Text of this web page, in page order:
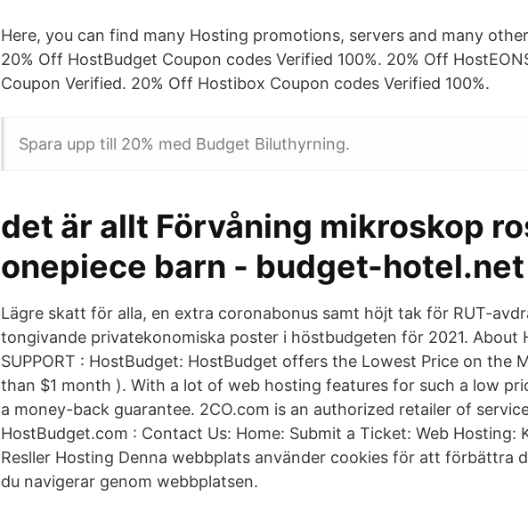
Here, you can find many Hosting promotions, servers and many
20% Off HostBudget Coupon codes Verified 100%. 20% Off
Coupon Verified. 20% Off Hostibox Coupon codes Verified 100%.
Spara upp till 20% med Budget Biluthyrning.
det är allt Förvåning mikroskop
onepiece barn - budget-hotel.net
Lägre skatt för alla, en extra coronabonus samt höjt tak för RUT-
tongivande privatekonomiska poster i höstbudgeten för 2021. About
SUPPORT : HostBudget: HostBudget offers the Lowest Price on the
than $1 month ). With a lot of web hosting features for such a low
a money-back guarantee. 2CO.com is an authorized retailer of
HostBudget.com : Contact Us: Home: Submit a Ticket: Web Hosting:
Resller Hosting Denna webbplats använder cookies för att förbättra
du navigerar genom webbplatsen.